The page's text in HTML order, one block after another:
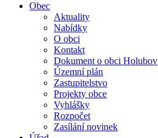
Obec
Aktuality
Nabídky
O obci
Kontakt
Dokument o obci Holubov
Územní plán
Zastupitelstvo
Projekty obce
Vyhlášky
Rozpočet
Zasílání novinek